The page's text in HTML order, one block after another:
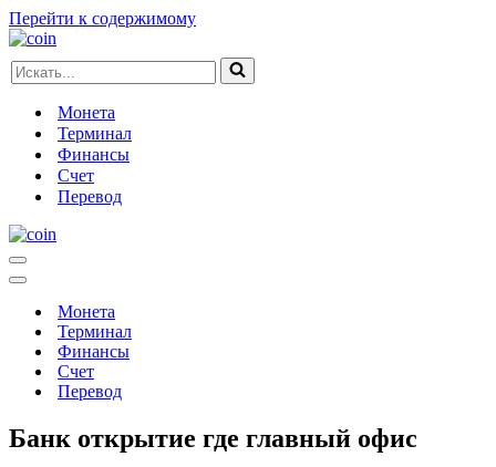
Перейти к содержимому
Искать...
Монета
Терминал
Финансы
Счет
Перевод
Меню
навигации
Меню
навигацииМонета
Терминал
Финансы
Счет
Перевод
Банк открытие где главный офис